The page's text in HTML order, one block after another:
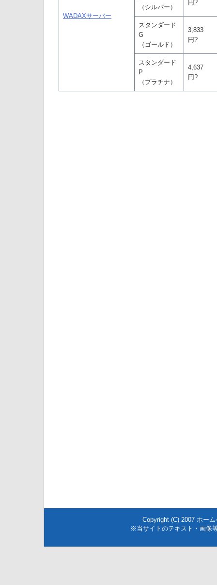
WADAXサーバー
（シルバー）
円?
スタンダード
G
（ゴールド）
3,833
円?
スタンダード
P
（プラチナ）
4,637
円?
Copyright (C) 2007 ホーム
※当サイトのテキスト・画像